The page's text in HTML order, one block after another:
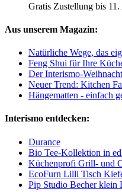
Gratis Zustellung bis
Aus unserem Magazin:
Natürliche Wege, das
Feng Shui für Ihre
Der Interismo-
Neuer Trend: Kitchen
Hängematten - einfach
Interismo entdecken:
Durance
Bio Tee-Kollektion in
Küchenprofi Grill- und
EcoFurn Lilli Tisch
Pip Studio Becher